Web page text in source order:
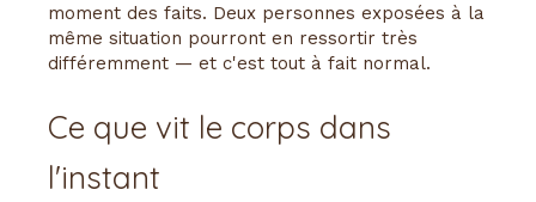
moment des faits. Deux personnes exposées à la
même situation pourront en ressortir très
différemment — et c'est tout à fait normal.
Ce que vit le corps dans
l'instant